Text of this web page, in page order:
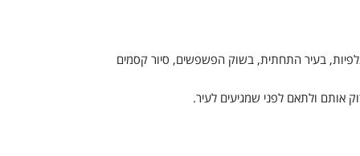
בעיר התחתית, בשוק הפשפשים, סיור קסמים
אותם ולתאם לפני שמגיעים לעיר.